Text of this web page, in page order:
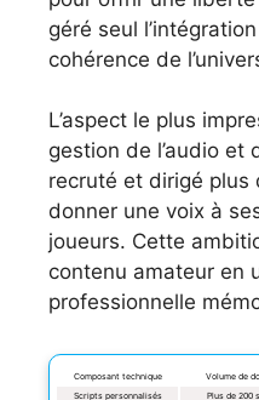
géré seul
cohérence de
L’aspect le plus
gestion de l’audio et
recruté et dirigé
donner une voix à
joueurs. Cette
contenu amateur en
professionnelle
Composant technique Volume de
Scripts personnalisés
Plus de 200